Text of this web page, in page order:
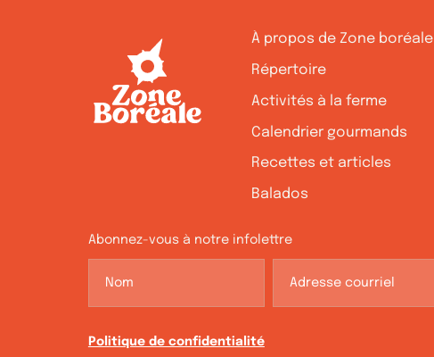
À propos de Zone boréale
Répertoire
Activités à la ferme
Calendrier gourmands
Recettes et articles
Balados
Abonnez-vous à notre infolettre
Politique de confidentialité